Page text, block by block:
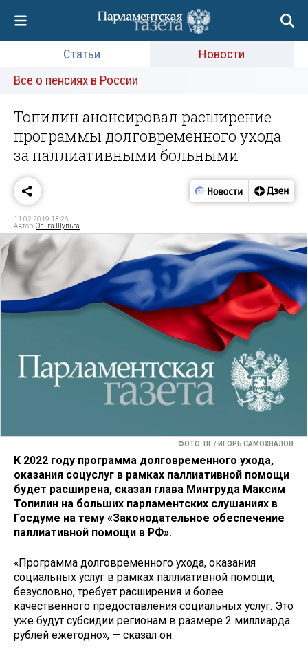
Статьи
Новости
Все о пенсиях в России
Топилин анонсировал расширение
программы долговременного ухода
за паллиативными больными
11.02.2019 13:26
Автор:Ольга Шульга
ФОТО: ПГ / ИГОРЬ САМОХВАЛОВ
К 2022 году программа долговременного ухода,
оказания соцуслуг в рамках паллиативной помощи
будет расширена, сказал глава Минтруда Максим
Топилин на больших парламентских слушаниях в
Госдуме на тему «Законодательное обеспечение
паллиативной помощи в РФ».
«Программа долговременного ухода, оказания
социальных услуг в рамках паллиативной помощи,
безусловно, требует расширения и более
качественного предоставления социальных услуг. Это
уже будут субсидии регионам в размере 2 миллиарда
рублей ежегодно», — сказал он.